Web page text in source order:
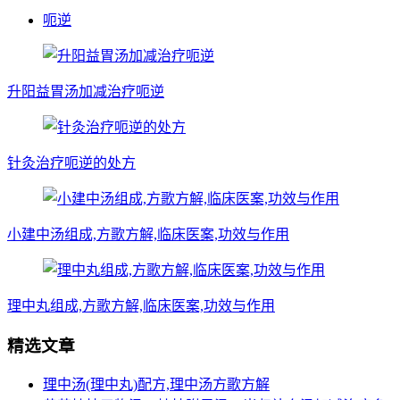
呃逆
升阳益胃汤加减治疗呃逆
针灸治疗呃逆的处方
小建中汤组成,方歌方解,临床医案,功效与作用
理中丸组成,方歌方解,临床医案,功效与作用
精选文章
理中汤(理中丸)配方,理中汤方歌方解